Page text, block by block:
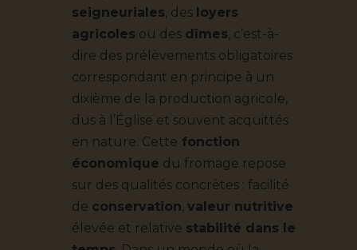
seigneuriales, des loyers
agricoles ou des dîmes, c’est-à-
dire des prélèvements obligatoires
correspondant en principe à un
dixième de la production agricole,
dus à l’Église et souvent acquittés
en nature. Cette fonction
économique du fromage repose
sur des qualités concrètes : facilité
de conservation, valeur nutritive
élevée et relative stabilité dans le